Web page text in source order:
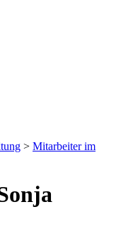
> Mitarbeiter im